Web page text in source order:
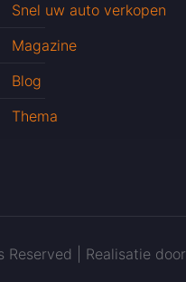
Snel uw auto verkopen
Magazine
Blog
Thema
| Realisatie door